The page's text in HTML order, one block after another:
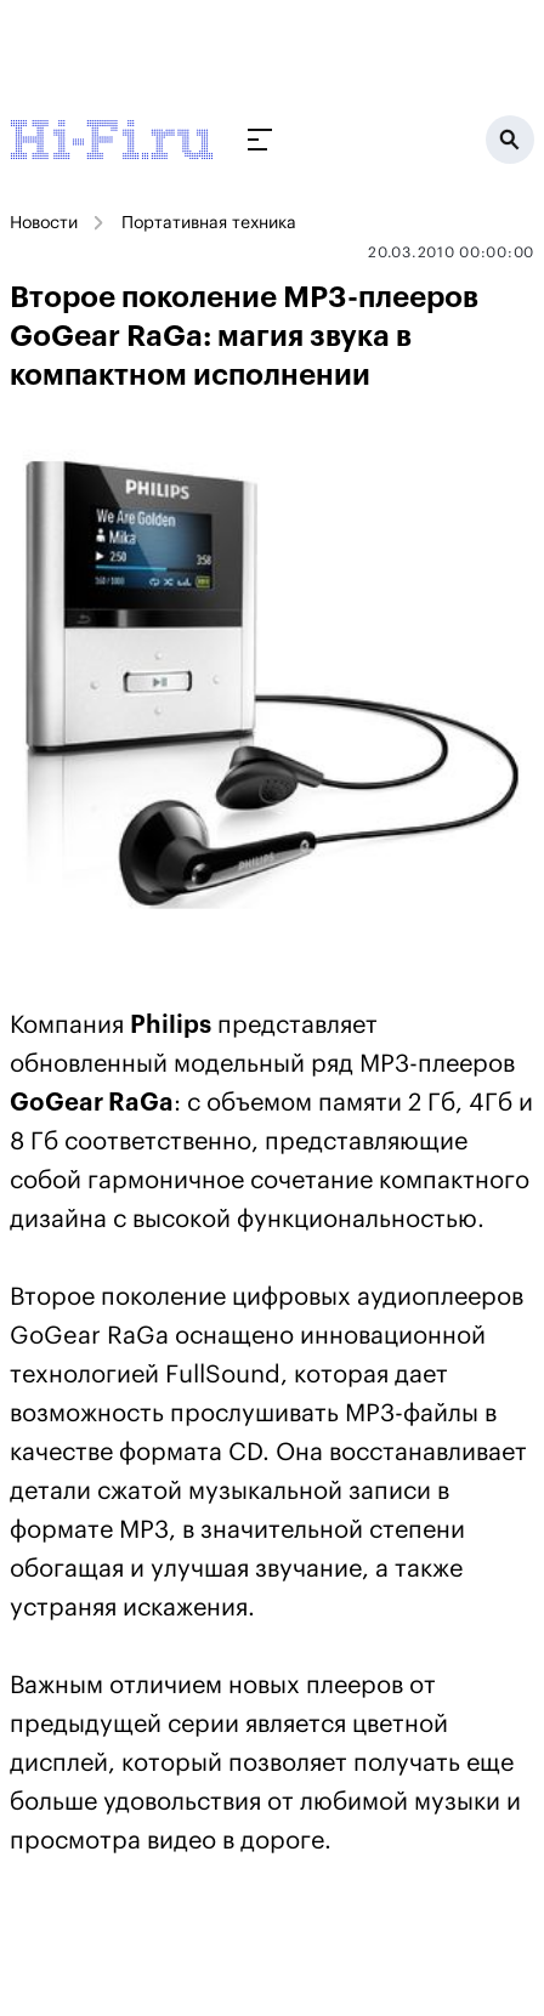
Новости Портативная техника
20.03.2010 00:00:00
Второе поколение MP3-плееров
GoGear RaGa: магия звука в
компактном исполнении
Компания Philips представляет
обновленный модельный ряд MP3-плееров
GoGear RaGa: с объемом памяти 2 Гб, 4Гб и
8 Гб соответственно, представляющие
собой гармоничное сочетание компактного
дизайна с высокой функциональностью.
Второе поколение цифровых аудиоплееров
GoGear RaGa оснащено инновационной
технологией FullSound, которая дает
возможность прослушивать MP3-файлы в
качестве формата CD. Она восстанавливает
детали сжатой музыкальной записи в
формате MP3, в значительной степени
обогащая и улучшая звучание, а также
устраняя искажения.
Важным отличием новых плееров от
предыдущей серии является цветной
дисплей, который позволяет получать еще
больше удовольствия от любимой музыки и
просмотра видео в дороге.